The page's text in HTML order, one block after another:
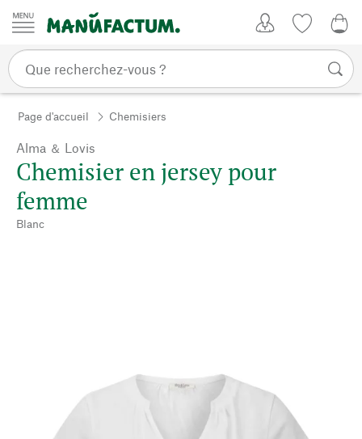
Passer au contenu
Page d'accueil Chemisiers
Alma ＆ Lovis
Chemisier en jersey pour
femme
Blanc